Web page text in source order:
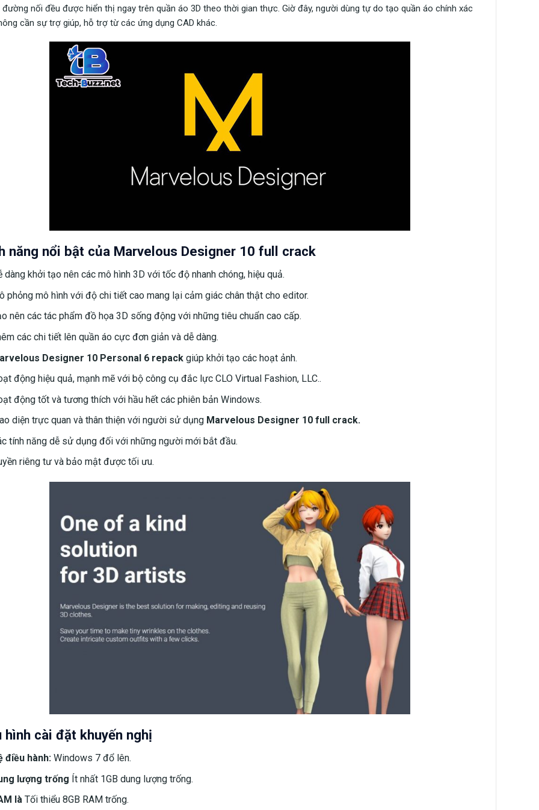
đường nối đều được hiển thị ngay trên quần áo 3D theo thời gian thực. Giờ đây, người dùng tự do tạo quần áo chính xác
cần sự trợ giúp, hỗ trợ từ các ứng dụng CAD khác.
năng nổi bật của Marvelous Designer 10 full crack
dàng khởi tạo nên các mô hình 3D với tốc độ nhanh chóng, hiệu quả.
phỏng mô hình với độ chi tiết cao mang lại cảm giác chân thật cho editor.
nên các tác phẩm đồ họa 3D sống động với những tiêu chuẩn cao cấp.
các chi tiết lên quần áo cực đơn giản và dễ dàng.
Designer 10 Personal 6 repackgiúp khởi tạo các hoạt ảnh.
động hiệu quả, mạnh mẽ với bộ công cụ đắc lực CLO Virtual Fashion, LLC..
động tốt và tương thích với hầu hết các phiên bản Windows.
diện trực quan và thân thiện với người sử dụng Marvelous Designer 10 full crack.‎
tính năng dễ sử dụng đối với những người mới bắt đầu.
riêng tư và bảo mật được tối ưu‎.
hình cài đặt khuyến nghị
điều hành:Windows 7 đổ lên.
lượng trống Ít nhất 1GB dung lượng trống.
làTối thiểu 8GB RAM trống.